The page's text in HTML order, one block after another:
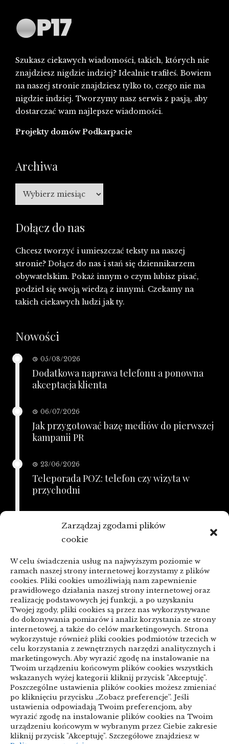
Zarządzaj zgodami plików
cookie
W celu świadczenia usług na najwyższym poziomie w
ramach naszej strony internetowej korzystamy z plików
cookies. Pliki cookies umożliwiają nam zapewnienie
prawidłowego działania naszej strony internetowej oraz
realizację podstawowych jej funkcji, a po uzyskaniu
Twojej zgody, pliki cookies są przez nas wykorzystywane
do dokonywania pomiarów i analiz korzystania ze strony
internetowej, a także do celów marketingowych. Strona
wykorzystuje również pliki cookies podmiotów trzecich w
celu korzystania z zewnętrznych narzędzi analitycznych i
marketingowych. Aby wyrazić zgodę na instalowanie na
Twoim urządzeniu końcowym plików cookies wszystkich
wskazanych wyżej kategorii kliknij przycisk "Akceptuję".
Poszczególne ustawienia plików cookies możesz zmieniać
po kliknięciu przycisku „Zobacz preferencje”. Jeśli
ustawienia odpowiadają Twoim preferencjom, aby
wyrazić zgodę na instalowanie plików cookies na Twoim
urządzeniu końcowym w wybranym przez Ciebie zakresie
kliknij przycisk "Akceptuję". Szczegółowe znajdziesz w
Szukasz ciekawych wiadomości, takich, których nie
znajdziesz nigdzie indziej? Idealnie trafiłeś. Bowiem
na naszej stronie znajdziesz tylko to, czego nie ma
nigdzie indziej. Tworzymy nasz serwis z pasją, aby
dostarczać wam najlepsze wiadomości.
Projekty domów Podkarpacie
Archiwa
Archiwa
Dołącz do nas
Chcesz tworzyć i umieszczać teksty na naszej
stronie? Dołącz do nas i stań się dziennikarzem
obywatelskim. Pokaż innym o czym lubisz pisać,
podziel się swoją wiedzą z innymi. Czekamy na
takich ciekawych ludzi jak ty.
Nowości
05/08/2026
Dodatkowa naprawa telefonu a ponowna
akceptacja klienta
06/07/2026
Jak przygotować bazę mediów do pierwszej
kampanii PR
23/06/2026
Teleporada POZ: telefon czy wizyta w
przychodni
KSeF a zaległe faktury: porządkowanie
przed zmianą
linki z nap
Categories
ARTYKUŁ SPONSOROWANY
Biznes & Finanse
Budownictwo & Przemysł Dom & Ogród
Edukacja & Rozrywka Inne
Motoryzacja Sport & Turystyka
Technologie Uroda & Lifestyle Usługi